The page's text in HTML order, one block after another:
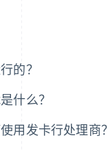
的？
什么？
用发卡行处理商？